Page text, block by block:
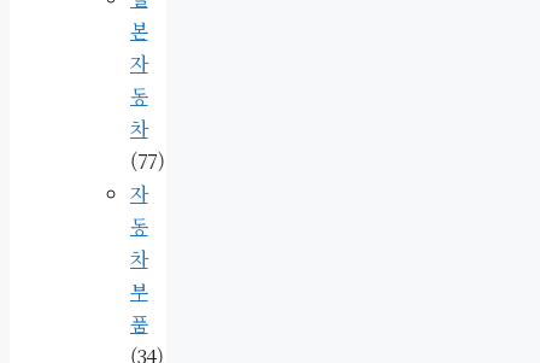
본
자
동
차
(77)
자
동
차
부
품
(34)